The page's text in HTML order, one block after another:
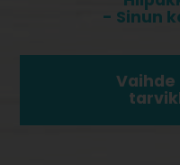
- Sinun
Vaihde